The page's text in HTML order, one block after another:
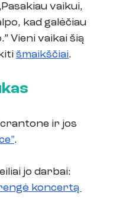
Pasakiau vaikui,
kad galėčiau
” Vieni vaikai šią
šmaikščiai.
ir jos
.
jo darbai:
koncertą